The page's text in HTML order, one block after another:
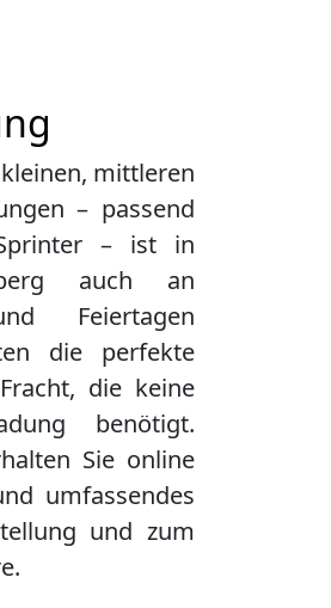
mittleren
– passend
– ist in
auch an
Feiertagen
die perfekte
die keine
benötigt.
Sie online
umfassendes
und zum